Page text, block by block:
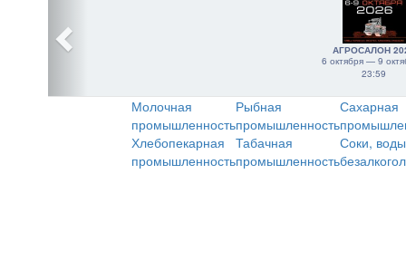
АГРОСАЛОН
6 октября — 9
23:59
Молочная
промышленность
Рыбная
промышленность
Сахарная
Хлебопекарная
промышленность
Табачная
промышленность
Соки,